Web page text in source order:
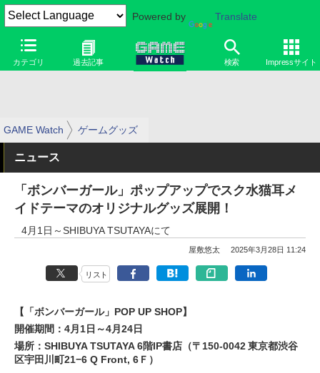
Powered by Translate
カテゴリ 過去記事 検索 Impressサイト
GAME Watch ゲームグッズ
ニュース
「ボンバーガール」ポップアップでスク水猫耳メ
イドテーマのオリジナルグッズ展開！
4月1日～SHIBUYA TSUTAYAにて
屋敷悠太 2025年3月28日 11:24
リスト
【「ボンバーガール」POP UP SHOP】
開催期間：4月1日～4月24日
場所：SHIBUYA TSUTAYA 6階IP書店（〒150-0042 東京都渋谷
区宇田川町21−6 Q Front, 6Ｆ）